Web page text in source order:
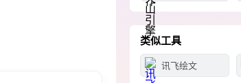
类似工具
讯飞绘文